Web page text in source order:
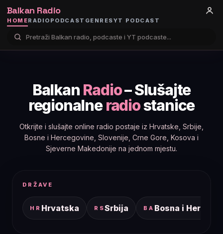
Balkan Radio
HOMERADIO PODCAST GENRESYT PODCAST
Balkan Radio– Slušajte
regionalneradiostanice
Otkrijte i slušajte online radio postaje iz Hrvatske, Srbije,
Bosne i Hercegovine, Slovenije, Crne Gore, Kosova i
Sjeverne Makedonije na jednom mjestu.
DRŽAVE
HR Hrvatska RSSrbija BA Bosna i